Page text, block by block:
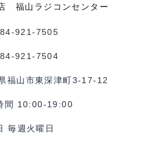
福山ラジコンセンター
921-7505
921-7504
福山市東深津町3-17-12
間 10:00-19:00
毎週火曜日